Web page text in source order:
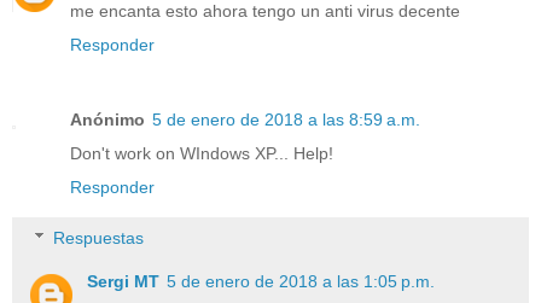
me encanta esto ahora tengo un anti virus decente
Responder
Anónimo 5 de enero de 2018 a las 8:59 a.m.
Don't work on WIndows XP... Help!
Responder
Respuestas
Sergi MT 5 de enero de 2018 a las 1:05 p.m.